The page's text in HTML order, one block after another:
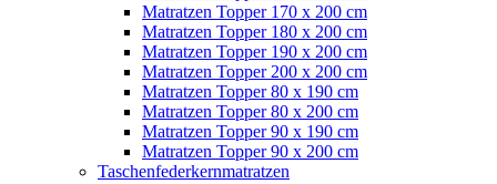
Matratzen Topper 170 x 200 cm
Matratzen Topper 180 x 200 cm
Matratzen Topper 190 x 200 cm
Matratzen Topper 200 x 200 cm
Matratzen Topper 80 x 190 cm
Matratzen Topper 80 x 200 cm
Matratzen Topper 90 x 190 cm
Matratzen Topper 90 x 200 cm
Taschenfederkernmatratzen